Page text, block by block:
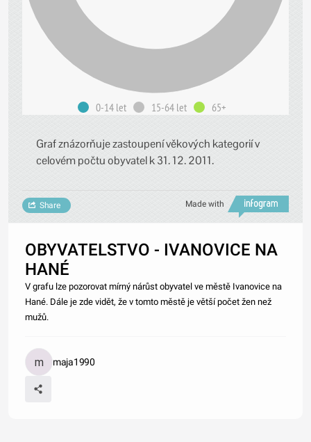
0-14 let 15-64 let 65+
Graf znázorňuje zastoupení věkových kategorií v
celovém počtu obyvatel k 31. 12. 2011.
Made with
Share
OBYVATELSTVO - IVANOVICE NA
HANÉ
V grafu lze pozorovat mírný nárůst obyvatel ve městě Ivanovice na
Hané. Dále je zde vidět, že v tomto městě je větší počet žen než
mužů.
maja1990